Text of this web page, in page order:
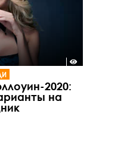
2020:
на